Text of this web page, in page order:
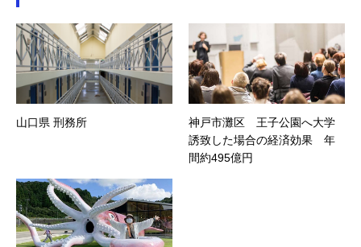
山口県 刑務所
神戸市灘区 王子公園へ大学
誘致した場合の経済効果 年
間約495億円